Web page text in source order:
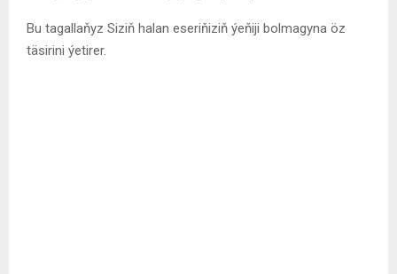
Bu tagallaňyz Siziň halan eseriňiziň ýeňiji bolmagyna öz
täsirini ýetirer.